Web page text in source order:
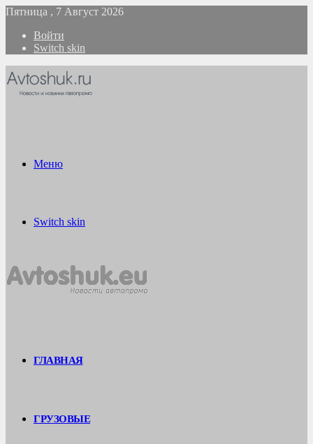
Пятница , 7 Август 2026
Войти
Switch skin
Меню
Switch skin
ГЛАВНАЯ
ГРУЗОВЫЕ